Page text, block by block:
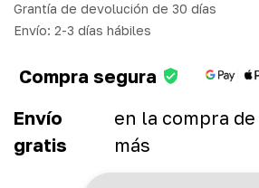
Grantía de devolución de 30 días
Envío: 2-3 días hábiles
Compra segura
Envío
gratis
en la compra de
más